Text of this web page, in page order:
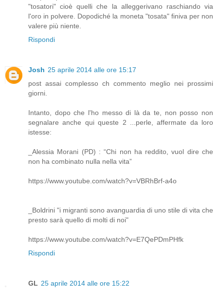
"tosatori" cioè quelli che la alleggerivano raschiando via
l'oro in polvere. Dopodiché la moneta "tosata" finiva per non
valere più niente.
Rispondi
Josh 25 aprile 2014 alle ore 15:17
post assai complesso ch commento meglio nei prossimi
giorni.
Intanto, dopo che l'ho messo di là da te, non posso non
segnalare anche qui queste 2 ...perle, affermate da loro
istesse:
_Alessia Morani (PD) : “Chi non ha reddito, vuol dire che
non ha combinato nulla nella vita”
https://www.youtube.com/watch?v=VBRhBrf-a4o
_Boldrini "i migranti sono avanguardia di uno stile di vita che
presto sarà quello di molti di noi"
https://www.youtube.com/watch?v=E7QePDmPHfk
Rispondi
GL 25 aprile 2014 alle ore 15:22